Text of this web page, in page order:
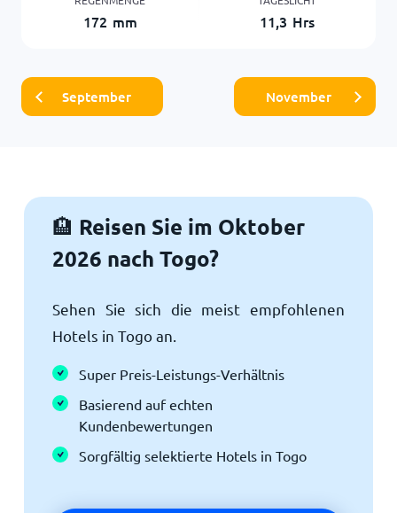
172 mm 11,3 Hrs
September November
🏨 Reisen Sie im Oktober
2026 nach Togo?
Sehen Sie sich die meist empfohlenen
Hotels in Togo an.
Super Preis-Leistungs-Verhältnis
Basierend auf echten
Kundenbewertungen
Sorgfältig selektierte Hotels in Togo